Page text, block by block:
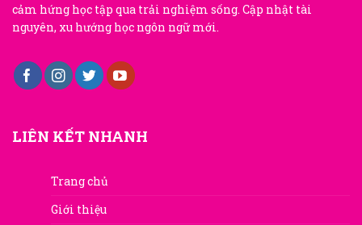
cảm hứng học tập qua trải nghiệm sống. Cập nhật tài
nguyên, xu hướng học ngôn ngữ mới.
LIÊN KẾT NHANH
Trang chủ
Giới thiệu